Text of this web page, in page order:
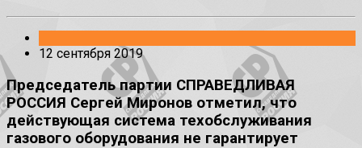
12 сентября 2019
Председатель партии СПРАВЕДЛИВАЯ
РОССИЯ Сергей Миронов отметил, что
действующая система техобслуживания
газового оборудования не гарантирует